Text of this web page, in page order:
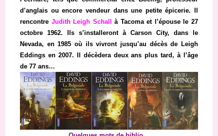
d’anglais ou encore vendeur dans une petite épicerie. Il
rencontre Judith Leigh Schall à Tacoma et l’épouse le 27
octobre 1962. Ils s’installeront à Carson City, dans le
Nevada, en 1985 où ils vivront jusqu’au décès de Leigh
Eddings en 2007. Il décèdera deux ans plus tard, à l’âge
de 77 ans…